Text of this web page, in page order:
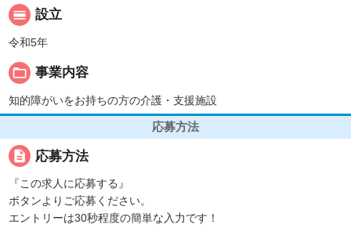
calendar_view_day 設立
令和5年
folder_open 事業内容
知的障がいをお持ちの方の介護・支援施設
応募方法
description 応募方法
『この求人に応募する』
ボタンよりご応募ください。
エントリーは30秒程度の簡単な入力です！